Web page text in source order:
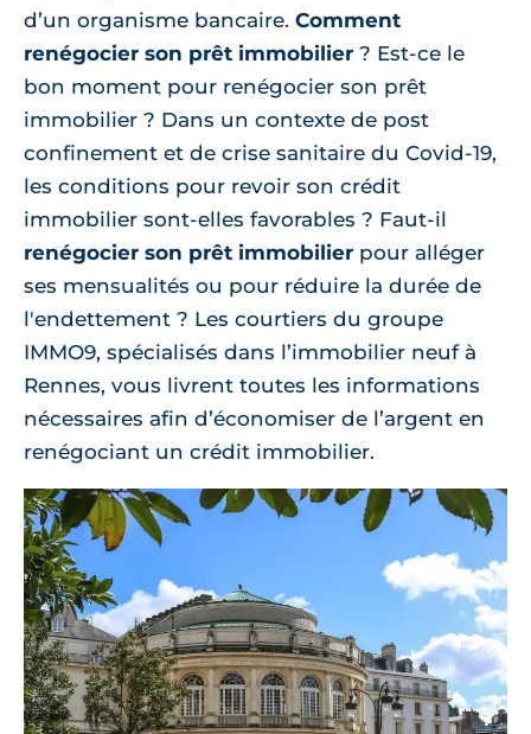
d’un organisme bancaire. Comment
renégocier son prêt immobilier ? Est-ce le
bon moment pour renégocier son prêt
immobilier ? Dans un contexte de post
confinement et de crise sanitaire du Covid-19,
les conditions pour revoir son crédit
immobilier sont-elles favorables ? Faut-il
renégocier son prêt immobilier pour alléger
ses mensualités ou pour réduire la durée de
l'endettement ? Les courtiers du groupe
IMMO9, spécialisés dans l’immobilier neuf à
Rennes, vous livrent toutes les informations
nécessaires afin d’économiser de l’argent en
renégociant un crédit immobilier.